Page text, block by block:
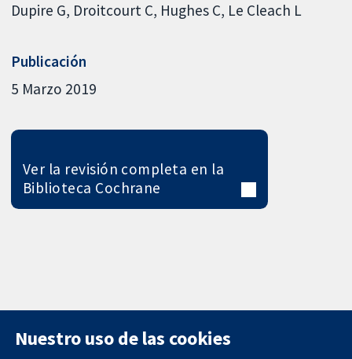
Dupire G Droitcourt C Hughes C Le Cleach L
Publicación
5 Marzo 2019
Ver la revisión completa en la
Biblioteca Cochrane
Nuestro uso de las cookies